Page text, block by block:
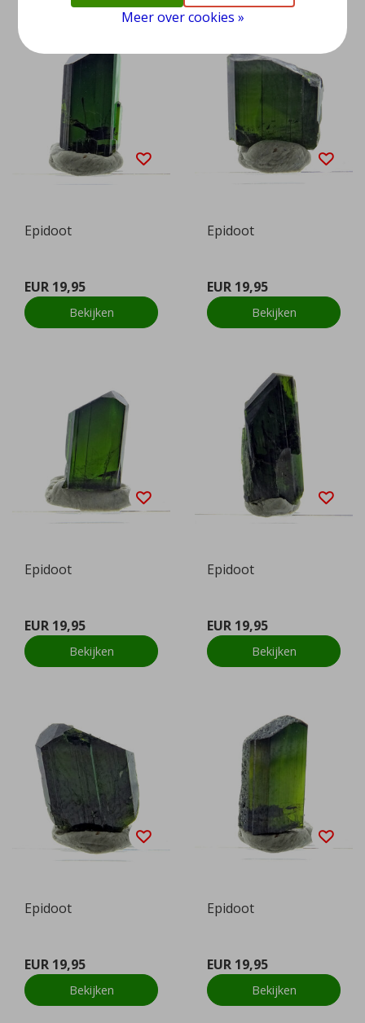
Epidoot
EUR 19,95
Bekijken
Epidoot
EUR 19,95
Bekijken
Epidoot
EUR 19,95
Bekijken
Epidoot
EUR 19,95
Bekijken
Epidoot
EUR 19,95
Bekijken
Epidoot
EUR 19,95
Bekijken
Meer over cookies »